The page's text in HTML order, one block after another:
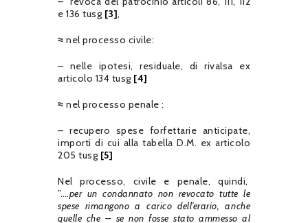
e 136 tusg [3],
≈ nel processo civile:
– nelle ipotesi, residuale, di rivalsa ex
articolo 134 tusg [4]
≈ nel processo penale :
– recupero spese forfettarie anticipate,
importi di cui alla tabella D.M. ex articolo
205 tusg [5]
Nel processo, civile e penale, quindi,
”….per un condannato non revocato tutte le
spese rimangono a carico dell’erario, anche
quelle che – se non fosse stato ammesso al